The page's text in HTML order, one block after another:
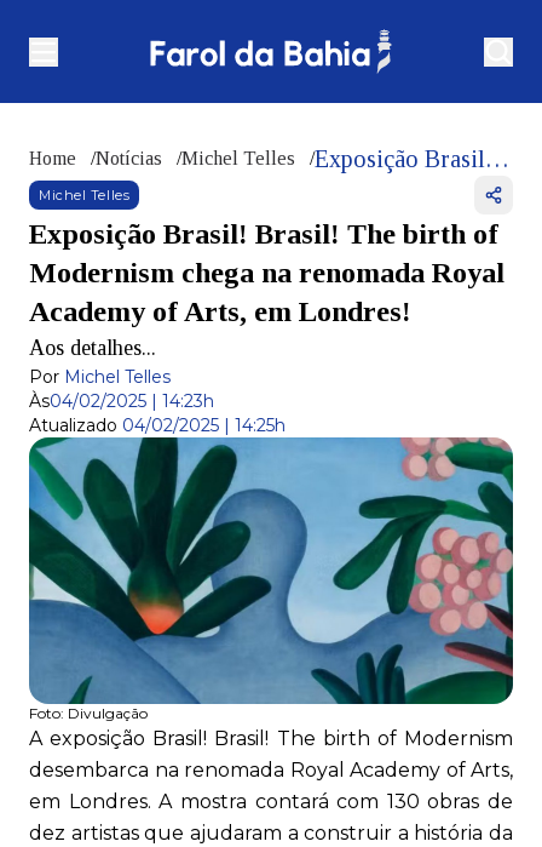
Home /Notícias /Michel Telles / Exposição Brasil! Brasil! The birth of Modernism chega na renomada Royal Academy of Arts, em Londres!
Michel Telles
Exposição Brasil! Brasil! The birth of
Modernism chega na renomada Royal
Academy of Arts, em Londres!
Aos detalhes...
Por Michel Telles
Às04/02/2025 | 14:23h
Atualizado 04/02/2025 | 14:25h
Foto: Divulgação
A exposição Brasil! Brasil! The birth of Modernism
desembarca na renomada Royal Academy of Arts,
em Londres. A mostra contará com 130 obras de
dez artistas que ajudaram a construir a história da